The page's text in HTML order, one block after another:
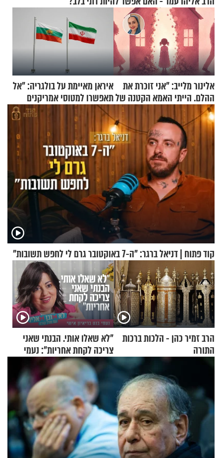
אלינור מלייב: "אני זוכרת את
ההלם. הייתי האמא הקטנה של
הבית"
איראן מאיימת על בולגריה: "אל
תאפשרו למטוסי אמריקנים
להמריא מהשטח שלכם"
קוד פתוח | דניאל ברגר: "ה-7 באוקטובר גרם לי לחפש תשובות"
הרב זמיר כהן - הלכות ברכות
התורה
"לא שאלו אותי. הבנתי שאני
צריכה לקחת אחריות": נעמי
בנט בריאיון אישי